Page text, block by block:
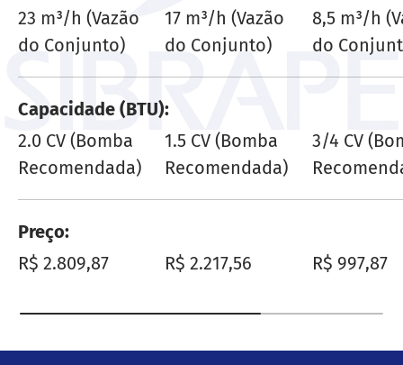
23 m³/h (Vazão
do Conjunto)
17 m³/h (Vazão
do Conjunto)
8,5 m³/h
do
Capacidade (BTU)
2.0 CV (Bomba
Recomendada)
1.5 CV (Bomba
Recomendada)
3/4 CV
Preço
Preço normal
R$ 2.809,87 Preço normal
R$ 2.217,56 Preço
R$ 997,87